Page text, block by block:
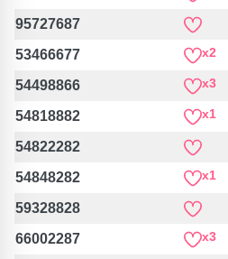
95727687
53466677 x2
54498866 x3
54818882 x1
54822282
54848282 x1
59328828
66002287 x3